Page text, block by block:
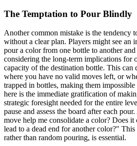
The Temptation to Pour Blindly
Another common mistake is the tendency
without a clear plan. Players might see an
pour a color from one bottle to another
considering the long-term implications for
capacity of the destination bottle. This can
where you have no valid moves left, or
trapped in bottles, making them
here is the immediate gratification of
strategic foresight needed for the entire
pause and assess the board after each
move help me consolidate a color? Does it
lead to a dead end for another color?"
rather than random pouring, is essential.